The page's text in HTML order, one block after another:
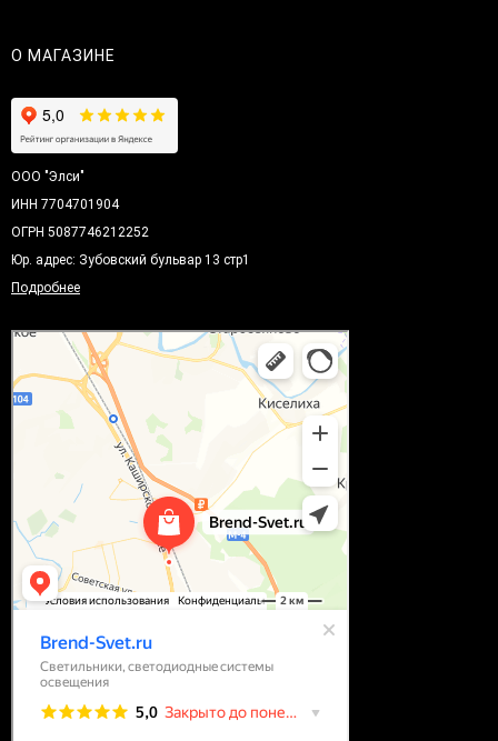
О МАГАЗИНЕ
ООО "Элси"
ИНН 7704701904
ОГРН 5087746212252
Юр. адрес: Зубовский бульвар 13 стр1
Подробнее